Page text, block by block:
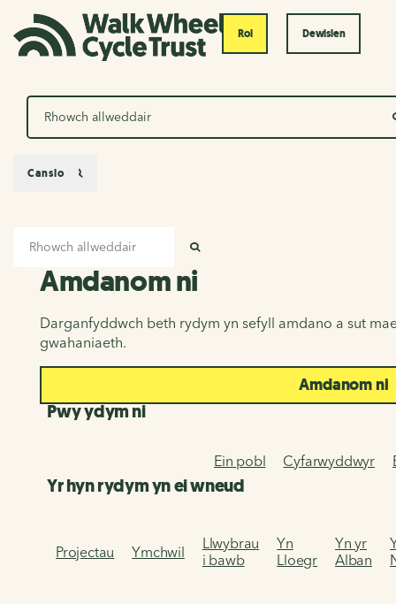
Roi Dewislen
Chwilio
Amdanom ni
Amdanom ni
Darganfyddwch beth rydym yn sefyll amdano a sut
gwahaniaeth.
Amdanom ni
Pwy ydym ni
Ein pobl Cyfarwyddwyr
Yr hyn rydym yn ei wneud
Projectau Ymchwil
Llwybrau
i bawb
Yn
Lloegr
Yn yr
Alban
Canslo